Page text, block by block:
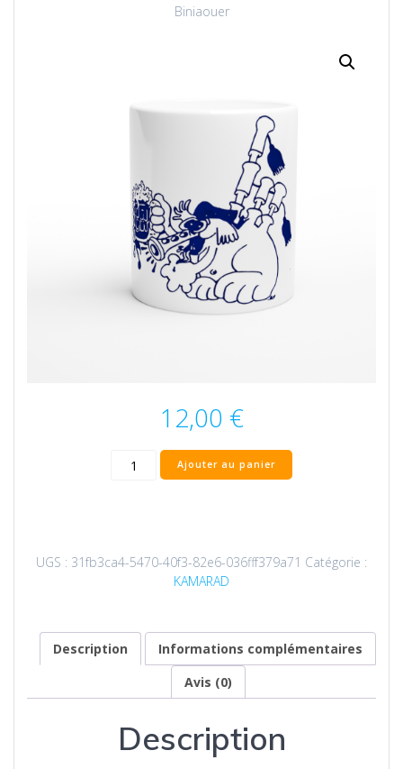
Biniaouer
12,00 €
quantité
Keriz
|
-
Biniaouer
Ajouter au panier
UGS : 31fb3ca4-5470-40f3-82e6-036fff379a71 Catégorie :
KAMARAD
Description
Informations complémentaires
Avis (0)
Description